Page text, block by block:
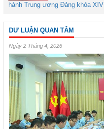
hành Trung ương Đảng khóa XIV
DƯ LUẬN QUAN TÂM
Ngày 2 Tháng 4, 2026